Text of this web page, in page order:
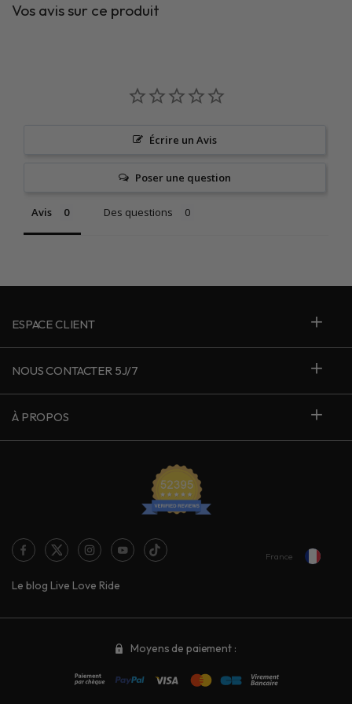
Vos avis sur ce produit
Écrire un Avis
Poser une question
Avis Des questions
ESPACE CLIENT
NOUS CONTACTER 5J/7
À PROPOS
Le blog Live Love Ride
France
Moyens de paiement :